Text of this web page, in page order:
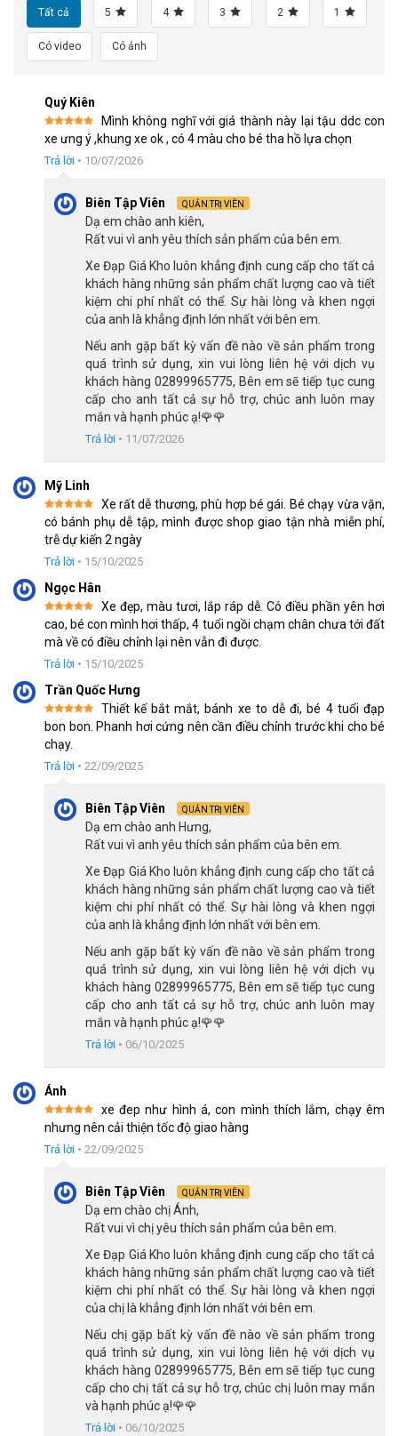
Chất liệu này có thể nặng một chút nhưng mang đến sự vững
vàng giúp trẻ cảm thấy an tâm khi đạp. Nhằm giúp chiếc xe
được bền bỉ, nhà sản xuất đã phủ lớp sơn tĩnh điện bóng bên
ngoài khung xe, giúp bảo vệ xe khỏi rỉ sét, bền màu sau quá
Phanh an toàn cho bé
Xe đạp trẻ em Raccoon Jason 16 inch sử dụng loại phanh kép
để đảm bảo an toàn tối đa gồm phanh gôm trước và phanh đùm
Phanh gôm bánh trước: chỉ cần bóp nhẹ sẽ tạo ra phản
ứng nhanh chóng, kiểm soát tốc độ chuyển động của vòng
Phanh đùm bánh sau: liên kết với phanh trước mang đến
sự ổn định và an toàn, ít bị ảnh hưởng bởi bụi bẩn, có tuổi
thọ cao.
Sử dụng kết hợp hai loại phanh gôm và phanh đùm giúp
đảm bảo sự an toàn cho bé
Sự kết hợp cả 2 loại phanh giúp trẻ có khả năng phản ứng
nhanh khi cần dừng xe, bố mẹ có thể yên tâm khi cho bé điều
khiển xe một mình.
Ghi đông và yên xe linh hoạt
Xe đạp Raccoon Jason 16 inch sử dụng loại ghi đông chữ U
chắc chắn, tay cầm bọc su mềm giúp bé cầm nắm chắc, không
gây khó chịu, đau rát khi đạp xe lâu.
ghi đông chữ U dễ điều khiển, tay cầm bọc cao su mềm giúp bé
Tất cả 5 4 3 2 1
Có video Có ảnh
Quý Kiên
Được xếp
hạng 55
sao
Mình không nghĩ với giá thành này lại tậu ddc con
xe ưng ý ,khung xe ok , có 4 màu cho bé tha hồ lựa chọn
Trả lời • 10/07/2026
Biên Tập Viên QUẢN TRỊ VIÊN
Dạ em chào anh kiên,
Rất vui vì anh yêu thích sản phẩm của bên em.
Xe Đạp Giá Kho luôn khẳng định cung cấp cho tất cả
khách hàng những sản phẩm chất lượng cao và tiết
kiệm chi phí nhất có thể. Sự hài lòng và khen ngợi
của anh là khẳng định lớn nhất với bên em.
Nếu anh gặp bất kỳ vấn đề nào về sản phẩm trong
quá trình sử dụng, xin vui lòng liên hệ với dịch vụ
khách hàng 02899965775, Bên em sẽ tiếp tục cung
cấp cho anh tất cả sự hỗ trợ, chúc anh luôn may
mắn và hạnh phúc ạ!🌹🌹
Trả lời • 11/07/2026
Mỹ Linh
Được xếp
hạng55
sao
Xe rất dễ thương, phù hợp bé gái. Bé chạy vừa vặn,
có bánh phụ dễ tập, mình được shop giao tận nhà miễn phí,
trễ dự kiến 2 ngày
Trả lời • 15/10/2025
Ngọc Hân
Được xếp
hạng 55
sao
Xe đẹp, màu tươi, lắp ráp dễ. Có điều phần yên hơi
cao, bé con mình hơi thấp, 4 tuổi ngồi chạm chân chưa tới đất
mà về có điều chỉnh lại nên vẫn đi được.
Trả lời • 15/10/2025
Trần Quốc Hưng
Được xếp
hạng55
sao
Thiết kế bắt mắt, bánh xe to dễ đi, bé 4 tuổi đạp
bon bon. Phanh hơi cứng nên cần điều chỉnh trước khi cho bé
chạy.
Trả lời • 22/09/2025
Biên Tập Viên QUẢN TRỊ VIÊN
Dạ em chào anh Hưng,
Rất vui vì anh yêu thích sản phẩm của bên em.
Xe Đạp Giá Kho luôn khẳng định cung cấp cho tất cả
khách hàng những sản phẩm chất lượng cao và tiết
kiệm chi phí nhất có thể. Sự hài lòng và khen ngợi
của anh là khẳng định lớn nhất với bên em.
Nếu anh gặp bất kỳ vấn đề nào về sản phẩm trong
quá trình sử dụng, xin vui lòng liên hệ với dịch vụ
khách hàng 02899965775, Bên em sẽ tiếp tục cung
cấp cho anh tất cả sự hỗ trợ, chúc anh luôn may
mắn và hạnh phúc ạ!🌹🌹
Trả lời • 06/10/2025
Ánh
Được xếp
hạng 55
sao
xe đep như hình á, con mình thích lắm, chạy êm
nhưng nên cải thiện tốc độ giao hàng
Trả lời • 22/09/2025
Biên Tập Viên QUẢN TRỊ VIÊN
Dạ em chào chị Ánh,
Rất vui vì chị yêu thích sản phẩm của bên em.
Xe Đạp Giá Kho luôn khẳng định cung cấp cho tất cả
khách hàng những sản phẩm chất lượng cao và tiết
kiệm chi phí nhất có thể. Sự hài lòng và khen ngợi
của chị là khẳng định lớn nhất với bên em.
Nếu chị gặp bất kỳ vấn đề nào về sản phẩm trong
quá trình sử dụng, xin vui lòng liên hệ với dịch vụ
khách hàng 02899965775, Bên em sẽ tiếp tục cung
cấp cho chị tất cả sự hỗ trợ, chúc chị luôn may mắn
và hạnh phúc ạ!🌹🌹
Trả lời • 06/10/2025